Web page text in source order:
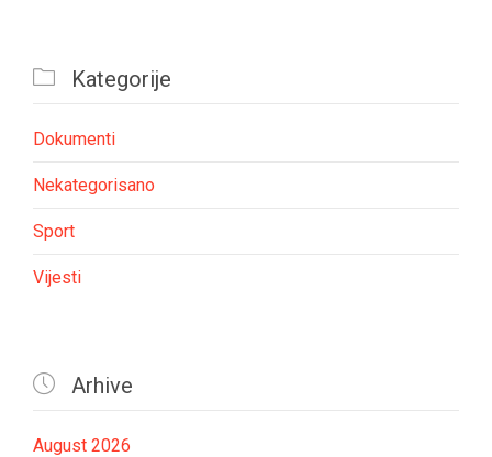
 Kategorije
Dokumenti
Nekategorisano
Sport
Vijesti
 Arhive
August 2026